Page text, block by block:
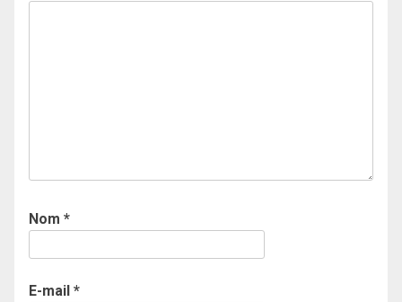
Nom *
E-mail *